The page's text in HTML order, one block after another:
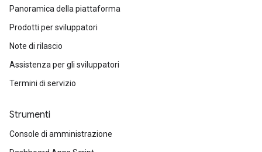
Panoramica della piattaforma
Prodotti per sviluppatori
Note di rilascio
Assistenza per gli sviluppatori
Termini di servizio
Strumenti
Console di amministrazione